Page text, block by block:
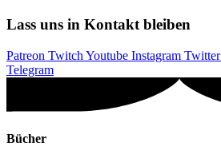
Lass uns in Kontakt bleiben
Patreon Twitch Youtube Instagram Twitter
Telegram
Bücher